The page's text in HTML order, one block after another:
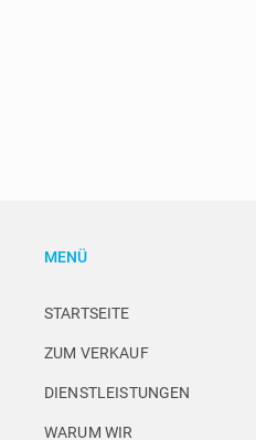
MENÜ
STARTSEITE
ZUM VERKAUF
DIENSTLEISTUNGEN
WARUM WIR